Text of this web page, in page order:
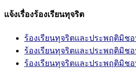
แจ้งเรื่องร้องเรียนทุจริต
ร้องเรียนทุจริตและประพฤติมิช
ร้องเรียนทุจริตและประพฤติมิช
ร้องเรียนทุจริตและประพฤติมิช